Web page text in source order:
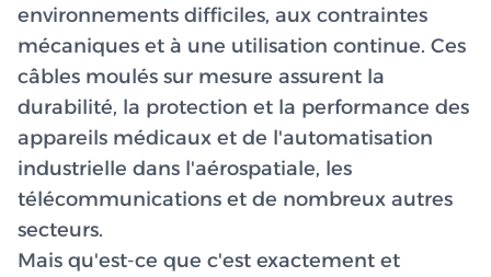
environnements difficiles, aux contraintes
mécaniques et à une utilisation continue. Ces
câbles moulés sur mesure assurent la
durabilité, la protection et la performance des
appareils médicaux et de l'automatisation
industrielle dans l'aérospatiale, les
télécommunications et de nombreux autres
secteurs.
Mais qu'est-ce que c'est exactement et